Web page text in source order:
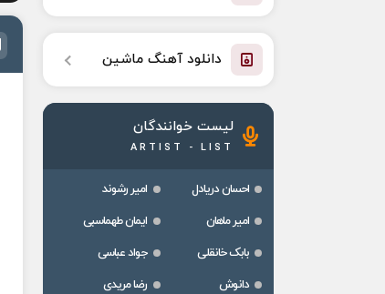
دانلود آهنگ ماشین
لیست خوانندگان
ARTIST - LIST
احسان دریادل
امیر رشوند
امیر ماهان
ایمان طهماسبی
بابک خانقلی
جواد عباسی
دانوش
رضا مریدی